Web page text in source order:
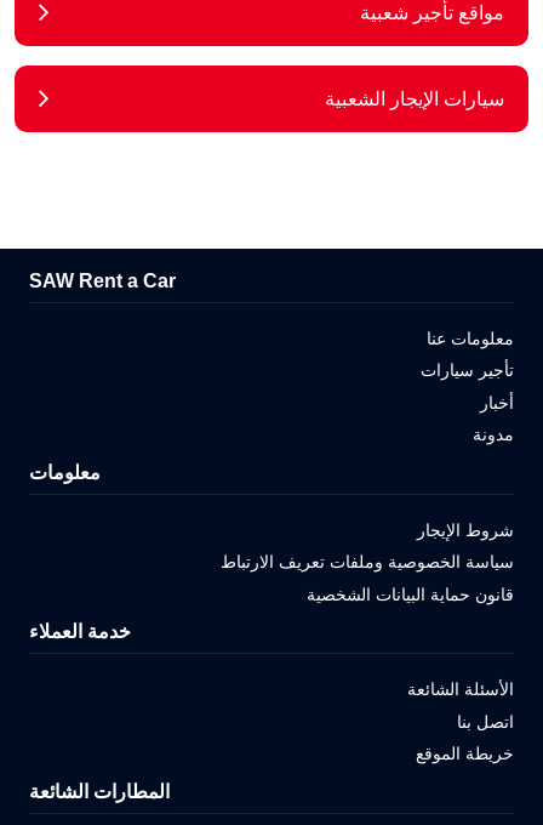
مواقع تأجير شعبية
سيارات الإيجار الشعبية
SAW Rent a Car
معلومات عنا
تأجير سيارات
أخبار
مدونة
معلومات
شروط الإيجار
سياسة الخصوصية وملفات تعريف الارتباط
قانون حماية البيانات الشخصية
خدمة العملاء
الأسئلة الشائعة
اتصل بنا
خريطة الموقع
المطارات الشائعة